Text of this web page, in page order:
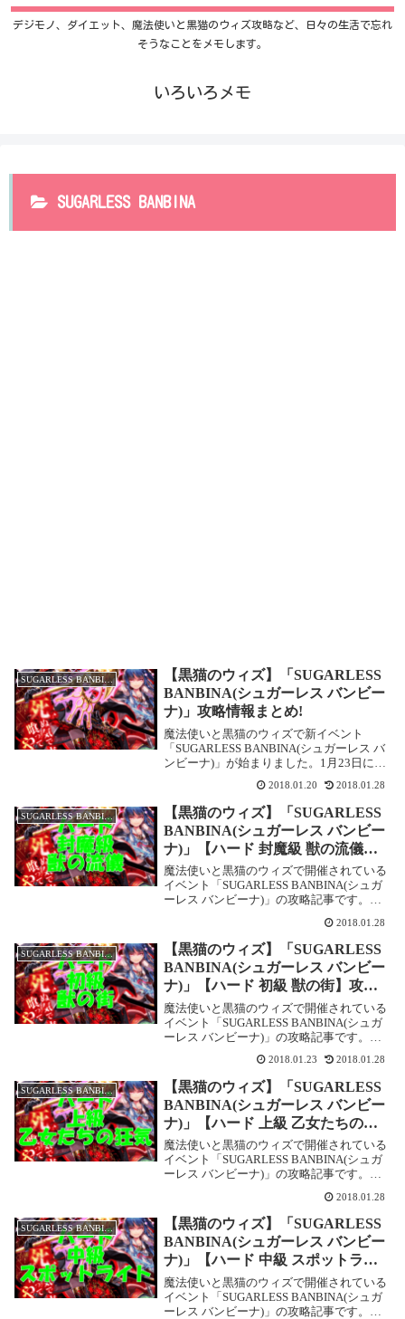
デジモノ、ダイエット、魔法使いと黒猫のウィズ攻略など、日々の生活で忘れ
そうなことをメモします。
いろいろメモ
SUGARLESS BANBINA
SUGARLESS BANBINA
【黒猫のウィズ】「SUGARLESS
BANBINA(シュガーレス バンビー
ナ)」攻略情報まとめ!
魔法使いと黒猫のウィズで新イベント
「SUGARLESS BANBINA(シュガーレス バ
ンビーナ)」が始まりました。1月23日に解
BANBINA(シュガーレス バンビーナ)」獅
子王級「獣たちの夜」の...
2018.01.20 2018.01.28
SUGARLESS BANBINA
【黒猫のウィズ】「SUGARLESS
BANBINA(シュガーレス バンビー
ナ)」【ハード 封魔級 獣の流儀】
攻略情報！
魔法使いと黒猫のウィズで開催されている
イベント「SUGARLESS BANBINA(シュガ
ーレス バンビーナ)」の攻略記事です。こ
します。SUGARLESS BANBINA(シュガー
レス バンビーナ)...
2018.01.28
SUGARLESS BANBINA
【黒猫のウィズ】「SUGARLESS
BANBINA(シュガーレス バンビー
ナ)」【ハード 初級 獣の街】攻略
情報！
魔法使いと黒猫のウィズで開催されている
イベント「SUGARLESS BANBINA(シュガ
ーレス バンビーナ)」の攻略記事です。こ
す。SUGARLESS BANBINA(シュガーレス
バンビーナ)【ハ...
2018.01.23 2018.01.28
SUGARLESS BANBINA
【黒猫のウィズ】「SUGARLESS
BANBINA(シュガーレス バンビー
ナ)」【ハード 上級 乙女たちの狂
気】攻略情報！
魔法使いと黒猫のウィズで開催されている
イベント「SUGARLESS BANBINA(シュガ
ーレス バンビーナ)」の攻略記事です。こ
攻略します。SUGARLESS BANBINA(シュ
ガーレス バンビー...
2018.01.28
SUGARLESS BANBINA
【黒猫のウィズ】「SUGARLESS
BANBINA(シュガーレス バンビー
ナ)」【ハード 中級 スポットライ
ト】攻略情報！
魔法使いと黒猫のウィズで開催されている
イベント「SUGARLESS BANBINA(シュガ
ーレス バンビーナ)」の攻略記事です。こ